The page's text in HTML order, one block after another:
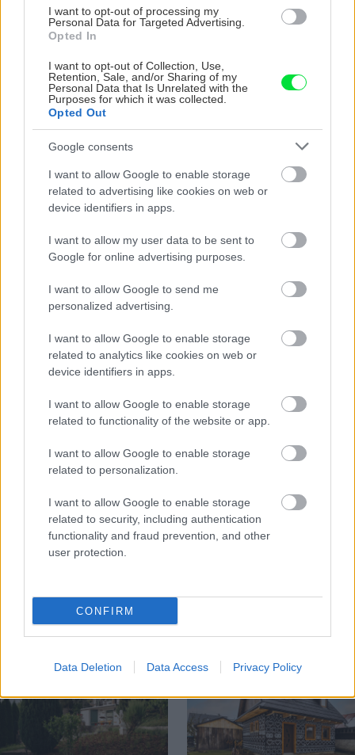
I want to opt-out of processing my
Personal Data for Targeted Advertising.
Opted In
I want to opt-out of Collection, Use,
Retention, Sale, and/or Sharing of my
Personal Data that Is Unrelated with the
Purposes for which it was collected.
Opted Out
Google consents
I want to allow Google to enable storage
related to advertising like cookies on web or
device identifiers in apps.
I want to allow my user data to be sent to
Google for online advertising purposes.
I want to allow Google to send me
personalized advertising.
I want to allow Google to enable storage
related to analytics like cookies on web or
device identifiers in apps.
I want to allow Google to enable storage
related to functionality of the website or app.
I want to allow Google to enable storage
related to personalization.
I want to allow Google to enable storage
related to security, including authentication
functionality and fraud prevention, and other
user protection.
CONFIRM
Data Deletion Data Access Privacy Policy
Vyrobte si takéto masívne
orechové svietidlo
ako to vyriešiť
ZÁHRADA
panašovanými listami,
ktoré dodajú vášmu
šmrnc
sucho a teplo? Tieto
deň
Nemusí to byť len
levanduľa! 7 fialových
krások, ktoré rozžiaria
Môže aspirín zachrániť
ochabnuté izbové
CHALUPA